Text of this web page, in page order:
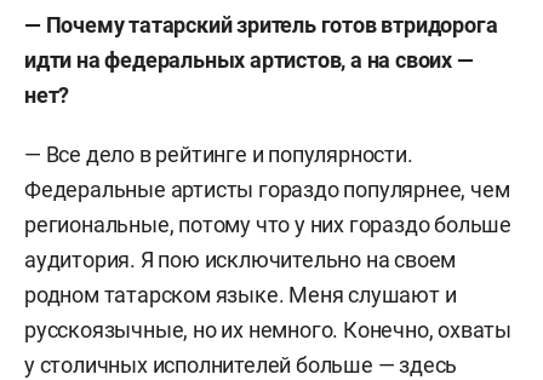
— Почему татарский зритель готов втридорога
идти на федеральных артистов, а на своих —
нет?
— Все дело в рейтинге и популярности.
Федеральные артисты гораздо популярнее, чем
региональные, потому что у них гораздо больше
аудитория. Я пою исключительно на своем
родном татарском языке. Меня слушают и
русскоязычные, но их немного. Конечно, охваты
у столичных исполнителей больше — здесь